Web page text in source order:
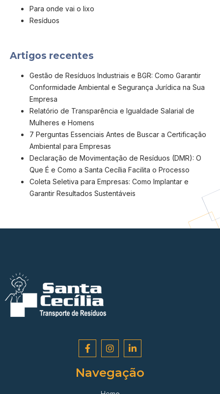
Para onde vai o lixo
Resíduos
Artigos recentes
Gestão de Resíduos Industriais e BGR: Como Garantir
Conformidade Ambiental e Segurança Jurídica na Sua
Empresa
Relatório de Transparência e Igualdade Salarial de
Mulheres e Homens
7 Perguntas Essenciais Antes de Buscar a Certificação
Ambiental para Empresas
Declaração de Movimentação de Resíduos (DMR): O
Que É e Como a Santa Cecília Facilita o Processo
Coleta Seletiva para Empresas: Como Implantar e
Garantir Resultados Sustentáveis
Navegação